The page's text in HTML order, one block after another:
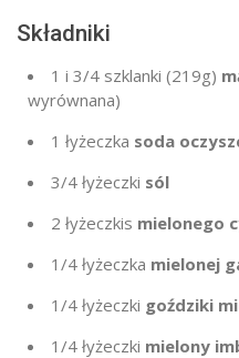
Składniki
1 i 3/4 szklanki (219g)
wyrównana)
1 łyżeczka soda
3/4 łyżeczki sól
2 łyżeczkis mielonego
1/4 łyżeczka mielonej
1/4 łyżeczki goździki
1/4 łyżeczki mielony